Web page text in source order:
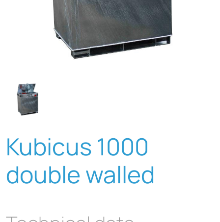
Kubicus 1000
double walled